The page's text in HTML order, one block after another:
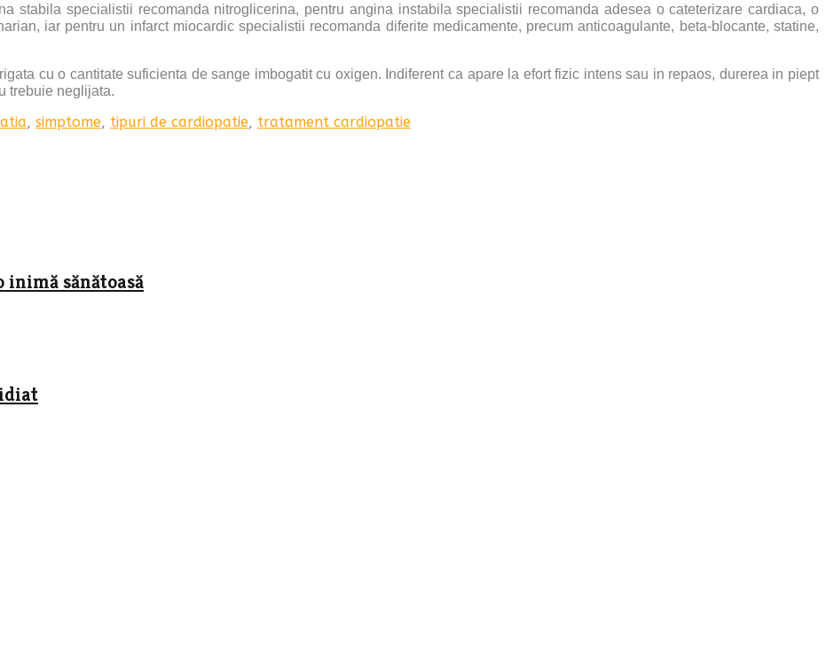
stabila specialistii recomanda nitroglicerina, pentru angina instabila specialistii recomanda adesea o cateterizare cardiaca, o
iar pentru un infarct miocardic specialistii recomanda diferite medicamente, precum anticoagulante, beta-blocante, statine,
cu o cantitate suficienta de sange imbogatit cu oxigen. Indiferent ca apare la efort fizic intens sau in repaos, durerea in piept
trebuie neglijata.
, simptome, tipuri de cardiopatie, tratament cardiopatie
inimă sănătoasă